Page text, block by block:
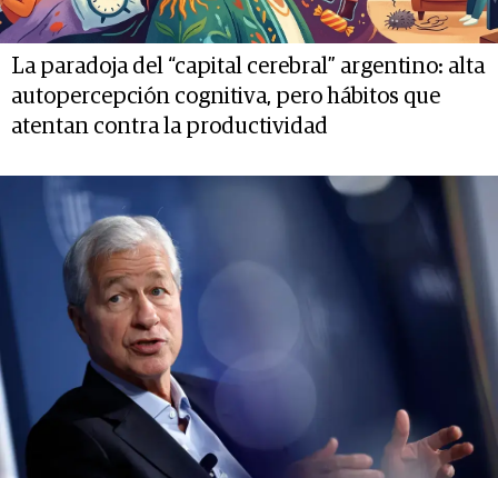
La paradoja del “capital cerebral” argentino: alta
autopercepción cognitiva, pero hábitos que
atentan contra la productividad